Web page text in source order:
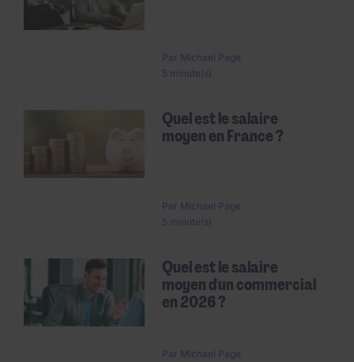
Par Michael Page
5 minute(s)
Quel est le salaire
moyen en France ?
Par Michael Page
5 minute(s)
Quel est le salaire
moyen d'un commercial
en 2026 ?
Par Michael Page